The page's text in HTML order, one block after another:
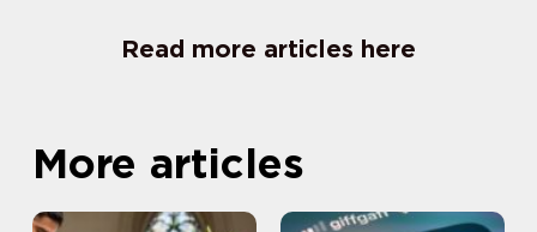
Read more articles here
More articles